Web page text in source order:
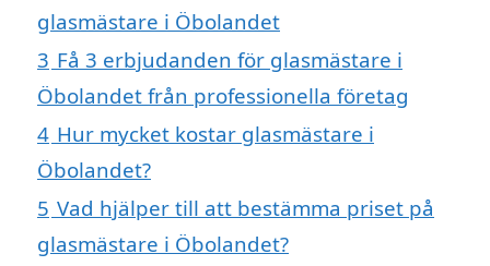
glasmästare i Öbolandet
3 Få 3 erbjudanden för glasmästare i
Öbolandet från professionella företag
4 Hur mycket kostar glasmästare i
Öbolandet?
5 Vad hjälper till att bestämma priset på
glasmästare i Öbolandet?